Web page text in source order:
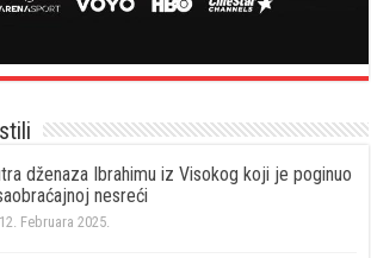
dženaza Ibrahimu iz Visokog koji je poginuo
nesreći
12. Februara 2025.